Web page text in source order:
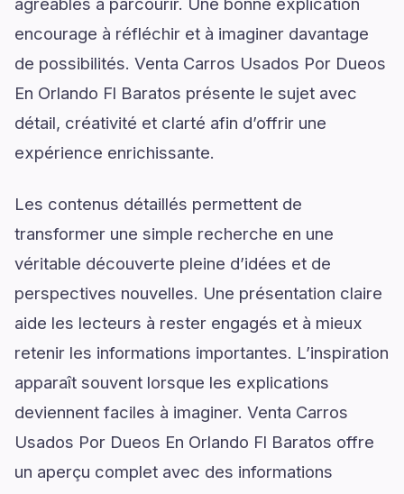
encourage à réfléchir et à imaginer davantage
de possibilités. Venta Carros Usados Por Dueos
En Orlando Fl Baratos présente le sujet avec
détail, créativité et clarté afin d’offrir une
expérience enrichissante.
Les contenus détaillés permettent de
transformer une simple recherche en une
véritable découverte pleine d’idées et de
perspectives nouvelles. Une présentation claire
aide les lecteurs à rester engagés et à mieux
retenir les informations importantes. L’inspiration
apparaît souvent lorsque les explications
deviennent faciles à imaginer. Venta Carros
Usados Por Dueos En Orlando Fl Baratos offre
un aperçu complet avec des informations